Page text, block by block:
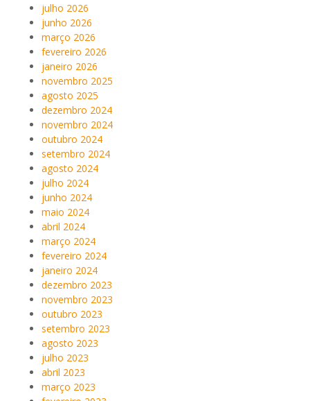
julho 2026
junho 2026
março 2026
fevereiro 2026
janeiro 2026
novembro 2025
agosto 2025
dezembro 2024
novembro 2024
outubro 2024
setembro 2024
agosto 2024
julho 2024
junho 2024
maio 2024
abril 2024
março 2024
fevereiro 2024
janeiro 2024
dezembro 2023
novembro 2023
outubro 2023
setembro 2023
agosto 2023
julho 2023
abril 2023
março 2023